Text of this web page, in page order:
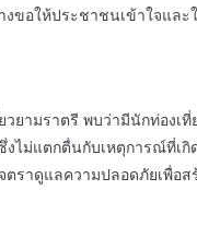
ขอให้ประชาชนเข้าใจและ
ยามราตรี พบว่ามีนักท่องเ
งไม่แตกตื่นกับเหตุการณ์ที่เ
ราดูแลความปลอดภัยเพื่อ